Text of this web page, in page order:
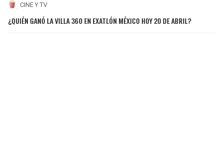
CINE Y TV
¿QUIÉN GANÓ LA VILLA 360 EN EXATLÓN MÉXICO HOY 20 DE ABRIL?